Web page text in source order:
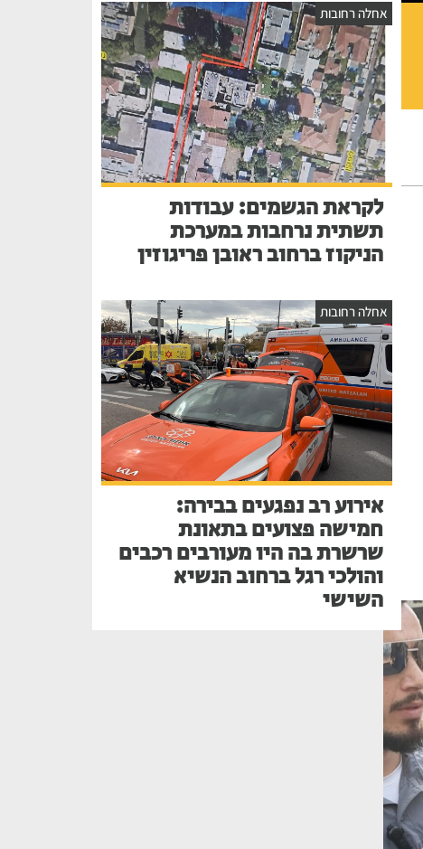
אחלה רחובות
לקראת הגשמים: עבודות
תשתית נרחבות במערכת
הניקוז ברחוב ראובן פריגוזין
אחלה רחובות
אירוע רב נפגעים בבירה:
חמישה פצועים בתאונת
שרשרת בה היו מעורבים רכבים
והולכי רגל ברחוב הנשיא
השישי